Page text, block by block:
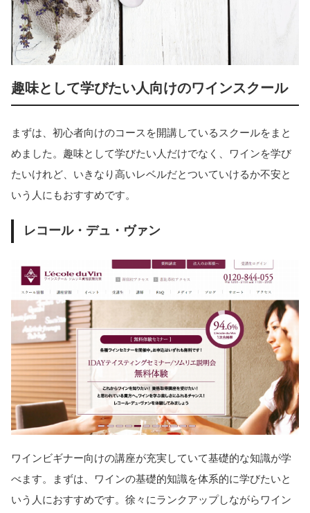
趣味として学びたい人向けのワインスクール
まずは、初心者向けのコースを開講しているスクールをまと
めました。趣味として学びたい人だけでなく、ワインを学び
たいけれど、いきなり高いレベルだとついていけるか不安と
いう人にもおすすめです。
レコール・デュ・ヴァン
ワインビギナー向けの講座が充実していて基礎的な知識が学
べます。まずは、ワインの基礎的知識を体系的に学びたいと
いう人におすすめです。徐々にランクアップしながらワイン